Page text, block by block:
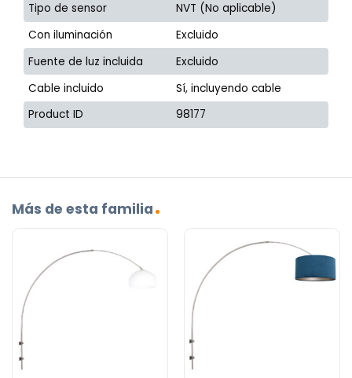
Tipo de sensor
NVT (No aplicable)
Con iluminación
Excluido
Fuente de luz incluida
Excluido
Cable incluido
Sí, incluyendo cable
Product ID
98177
Más de esta familia